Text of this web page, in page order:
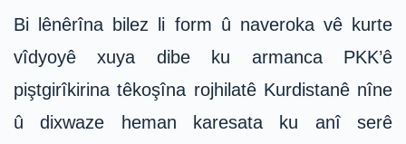
Bi lênêrîna bilez li form û naveroka vê kurte
vîdyoyê xuya dibe ku armanca PKK’ê
piştgirîkirina têkoşîna rojhilatê Kurdistanê nîne
û dixwaze heman karesata ku anî serê